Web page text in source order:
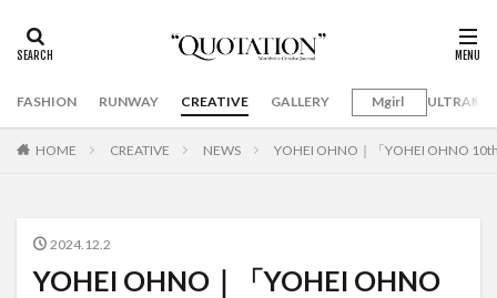
FASHION RUNWAY CREATIVE GALLERY Mgirl
HOME CREATIVE NEWS YOHEI OHNO｜「YOHEI OHNO
2024.12.2
YOHEI OHNO｜「YOHEI OHNO